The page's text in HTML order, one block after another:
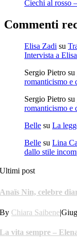
Ciechi al rosso
Commenti
Elisa Zadi su
Intervista a
Sergio Pietro su
romanticismo e
Sergio Pietro su
romanticismo e
Belle su La
Belle su Lina
dallo stile
Ultimi post
Anaïs Nin, celebre
By Chiara Saibene|
La vita sempre –